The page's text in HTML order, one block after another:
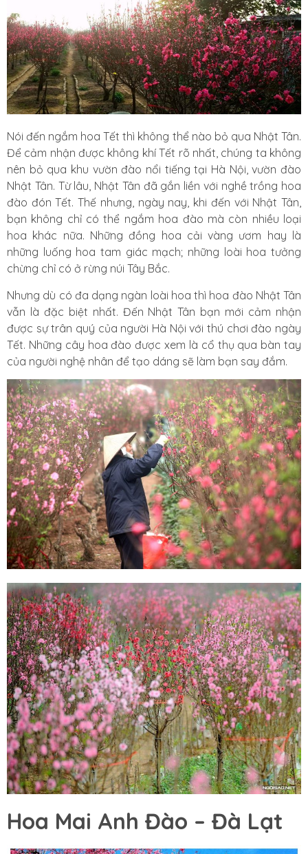
Nói đến ngắm hoa Tết thì không thể nào bỏ qua Nhật Tân.
Để cảm nhận được không khí Tết rõ nhất, chúng ta không
nên bỏ qua khu vườn đào nổi tiếng tại Hà Nội, vườn đào
Nhật Tân. Từ lâu, Nhật Tân đã gắn liền với nghề trồng hoa
đào đón Tết. Thế nhưng, ngày nay, khi đến với Nhật Tân,
bạn không chỉ có thể ngắm hoa đào mà còn nhiều loại
hoa khác nữa. Những đồng hoa cải vàng ươm hay là
những luống hoa tam giác mạch; những loài hoa tưởng
chừng chỉ có ở rừng núi Tây Bắc.
Nhưng dù có đa dạng ngàn loài hoa thì hoa đào Nhật Tân
vẫn là đặc biệt nhất. Đến Nhật Tân bạn mới cảm nhận
được sự trân quý của người Hà Nội với thú chơi đào ngày
Tết. Những cây hoa đào được xem là cổ thụ qua bàn tay
của người nghệ nhân để tạo dáng sẽ làm bạn say đắm.
Hoa Mai Anh Đào – Đà Lạt